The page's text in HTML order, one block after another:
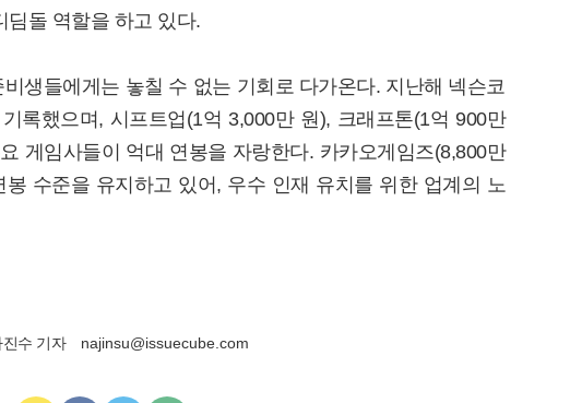
딤돌 역할을 하고 있다.
생들에게는 놓칠 수 없는 기회로 다가온다. 지난해 넥슨코
록했으며, 시프트업(1억 3,000만 원), 크래프톤(1억 900만
게임사들이 억대 연봉을 자랑한다. 카카오게임즈(8,800만
수준을 유지하고 있어, 우수 인재 유치를 위한 업계의 노
진수 기자 najinsu@issuecube.com